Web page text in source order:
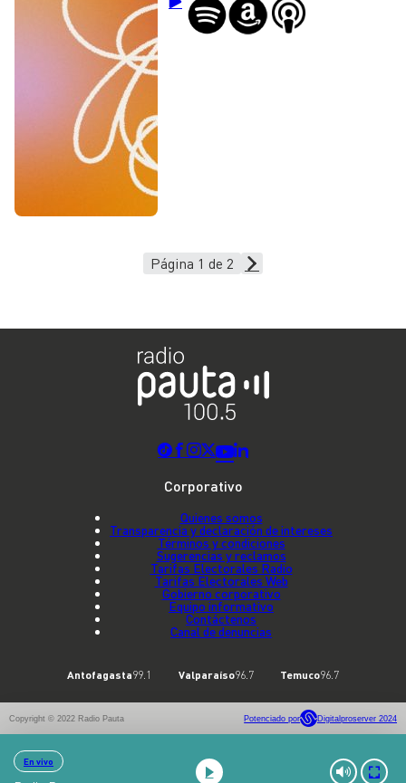
Página 1 de 2
En vivo
Corporativo
Quienes somos
Transparencia y declaración de intereses
Términos y condiciones
Sugerencias y reclamos
Tarifas Electorales Radio
Tarifas Electorales Web
Gobierno corporativo
Equipo informativo
Contáctenos
Canal de denuncias
Antofagasta99.1 Valparaíso96.7 Temuco96.7
Copyright © 2022 Radio Pauta Potenciado por Digitalproserver 2024